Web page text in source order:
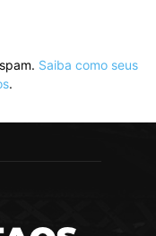
Saiba como seus
.